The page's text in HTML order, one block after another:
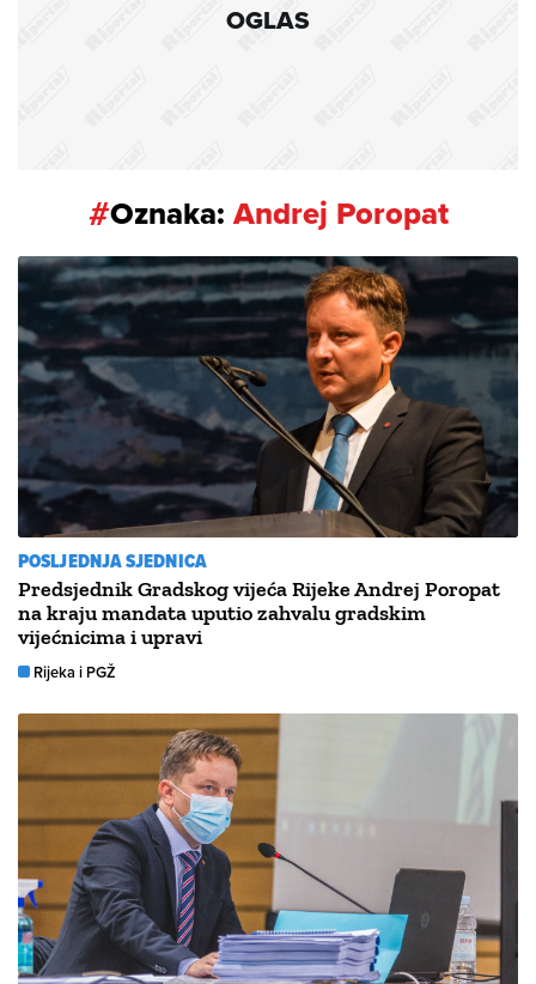
OGLAS
#Oznaka:Andrej Poropat
POSLJEDNJA SJEDNICA
Predsjednik Gradskog vijeća Rijeke Andrej Poropat
na kraju mandata uputio zahvalu gradskim
vijećnicima i upravi
Rijeka i PGŽ